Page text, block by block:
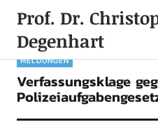
Prof. Dr.
Degenhart
MELDUNGEN
Verfassungsklage